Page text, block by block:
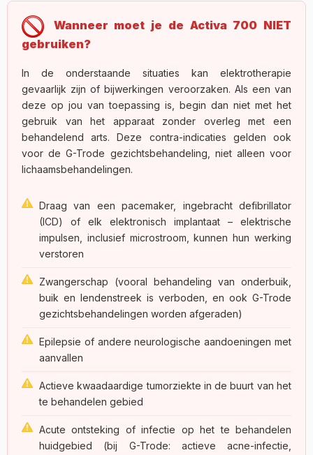
Wanneer moet je de Activa 700 NIET
gebruiken?
In de onderstaande situaties kan elektrotherapie
gevaarlijk zijn of bijwerkingen veroorzaken. Als een van
deze op jou van toepassing is, begin dan niet met het
gebruik van het apparaat zonder overleg met een
behandelend arts. Deze contra-indicaties gelden ook
voor de G-Trode gezichtsbehandeling, niet alleen voor
lichaamsbehandelingen.
Draag van een pacemaker, ingebracht defibrillator
(ICD) of elk elektronisch implantaat – elektrische
impulsen, inclusief microstroom, kunnen hun werking
verstoren
Zwangerschap (vooral behandeling van onderbuik,
buik en lendenstreek is verboden, en ook G-Trode
gezichtsbehandelingen worden afgeraden)
Epilepsie of andere neurologische aandoeningen met
aanvallen
Actieve kwaadaardige tumorziekte in de buurt van het
te behandelen gebied
Acute ontsteking of infectie op het te behandelen
huidgebied (bij G-Trode: actieve acne-infectie,